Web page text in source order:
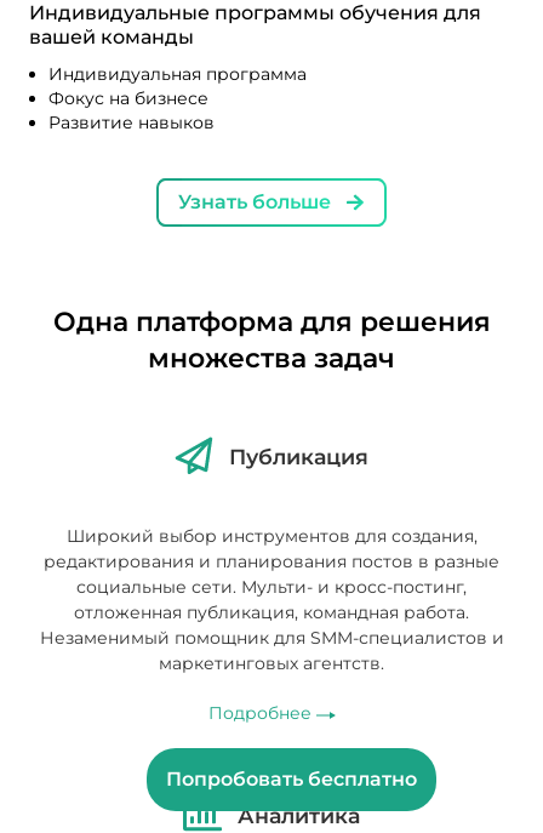
Индивидуальные программы обучения для
вашей команды
Индивидуальная программа
Фокус на бизнесе
Развитие навыков
Узнать больше
Одна платформа для решения
множества задач
Публикация
Широкий выбор инструментов для создания,
редактирования и планирования постов в разные
социальные сети. Мульти- и кросс-постинг,
отложенная публикация, командная работа.
Незаменимый помощник для SMM-специалистов и
маркетинговых агентств.
Подробнее
Аналитика
Попробовать бесплатно